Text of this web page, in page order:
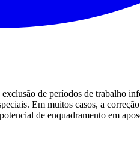
de períodos de trabalho
Em muitos casos, a
de enquadramento em